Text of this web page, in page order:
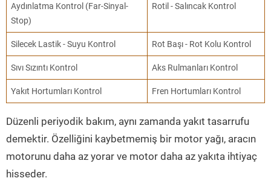
Aydınlatma Kontrol (Far-Sinyal-
Stop)
Rotil - Salıncak Kontrol
Silecek Lastik - Suyu Kontrol Rot Başı - Rot Kolu Kontrol
Sıvı Sızıntı Kontrol Aks Rulmanları Kontrol
Yakıt Hortumları Kontrol Fren Hortumları Kontrol
Düzenli periyodik bakım, aynı zamanda yakıt tasarrufu
demektir. Özelliğini kaybetmemiş bir motor yağı, aracın
motorunu daha az yorar ve motor daha az yakıta ihtiyaç
hisseder.